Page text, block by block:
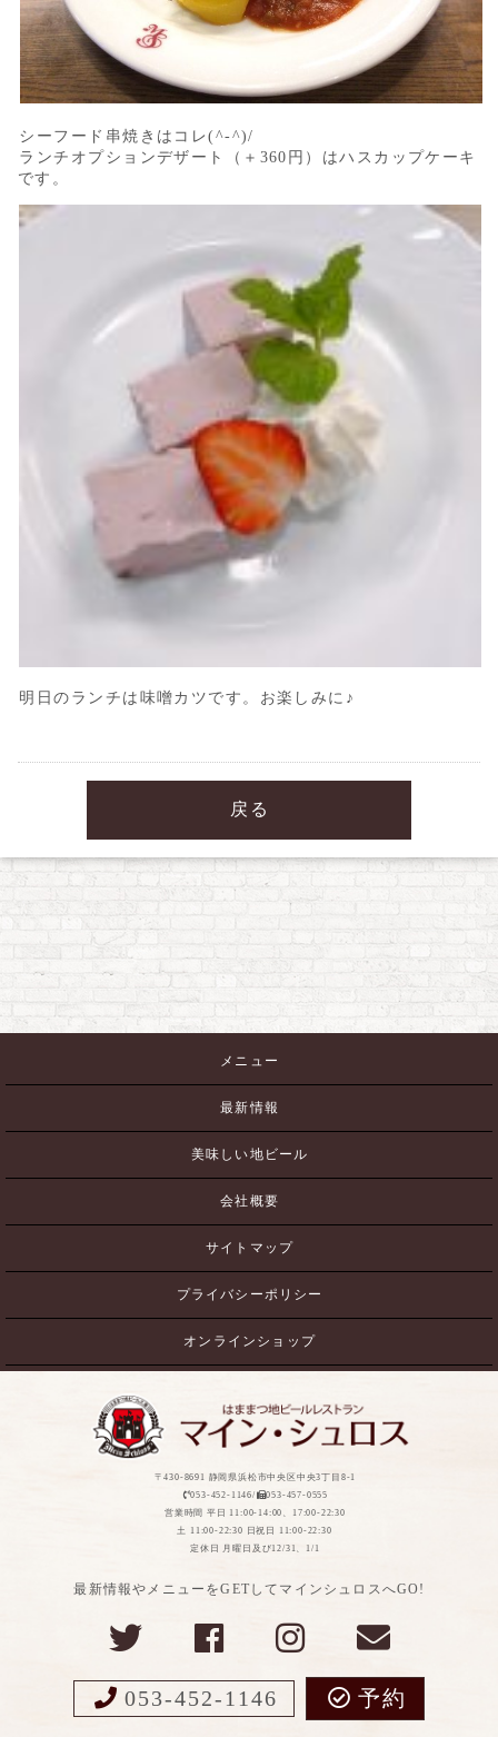
シーフード串焼きはコレ(^-^)/
ランチオプションデザート（＋360円）はハスカップケーキ
です。
明日のランチは味噌カツです。お楽しみに♪
戻る
メニュー
最新情報
美味しい地ビール
会社概要
サイトマップ
プライバシーポリシー
オンラインショップ
〒430-8691 静岡県浜松市中央区中央3丁目8-1
053-452-1146/
053-457-0555
営業時間 平日 11:00-14:00、17:00-22:30
土 11:00-22:30 日祝日 11:00-22:30
定休日 月曜日及び12/31、1/1
最新情報やメニューをGETしてマインシュロスへGO!
053-452-1146 予約